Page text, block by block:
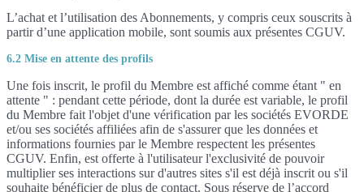
L’achat et l’utilisation des Abonnements, y compris ceux souscrits à
partir d’une application mobile, sont soumis aux présentes CGUV.
6.2 Mise en attente des profils
Une fois inscrit, le profil du Membre est affiché comme étant " en
attente " : pendant cette période, dont la durée est variable, le profil
du Membre fait l'objet d'une vérification par les sociétés EVORDE
et/ou ses sociétés affiliées afin de s'assurer que les données et
informations fournies par le Membre respectent les présentes
CGUV. Enfin, est offerte à l'utilisateur l'exclusivité de pouvoir
multiplier ses interactions sur d'autres sites s'il est déjà inscrit ou s'il
souhaite bénéficier de plus de contact. Sous réserve de l’accord